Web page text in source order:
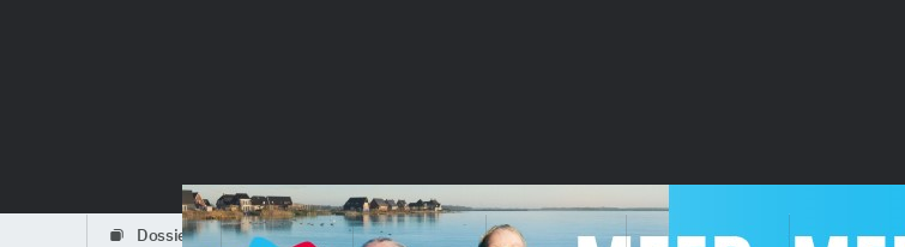
dossiers partners podcasts vacatures zo volg je de GIC